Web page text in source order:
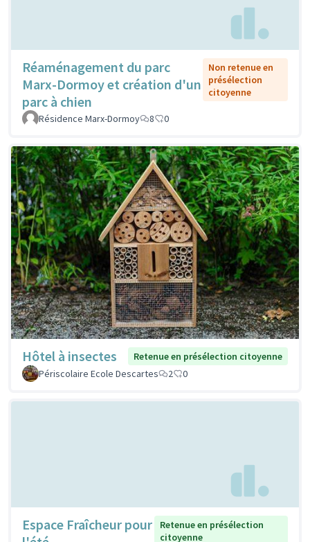
Réaménagement du parc
Marx-Dormoy et création d'un
parc à chien
Non retenue en
présélection
citoyenne
Résidence Marx-Dormoy 8 0
Hôtel à insectes
Retenue en présélection citoyenne
Périscolaire Ecole Descartes
2 0
Espace Fraîcheur pour
Retenue en présélection
citoyenne